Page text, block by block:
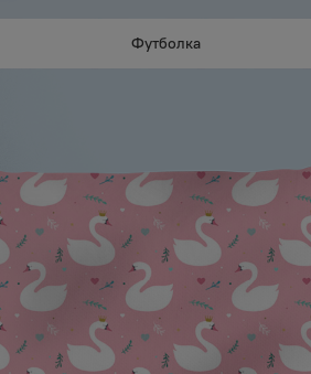
Футболка